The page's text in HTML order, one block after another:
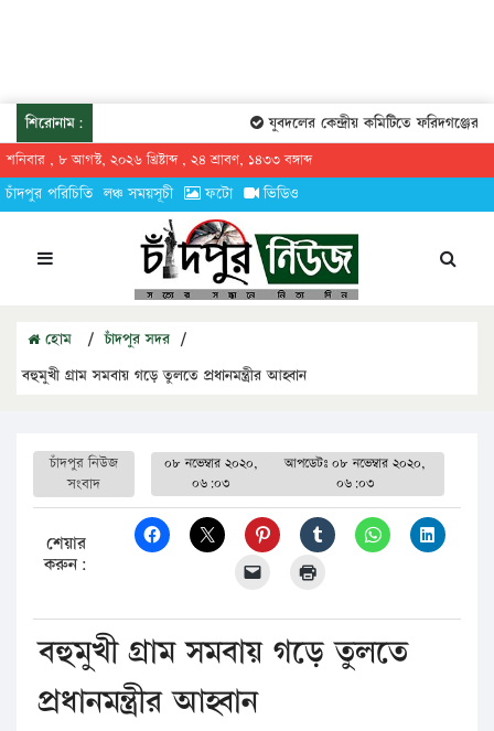
শিরোনাম: যুবদলের কেন্দ্রীয় কমিটিতে ফরিদগঞ্জের
শনিবার , ৮ আগস্ট, ২০২৬ খ্রিষ্টাব্দ , ২৪ শ্রাবণ, ১৪৩৩ বঙ্গাব্দ
চাঁদপুর পরিচিতি লঞ্চ সময়সূচী ফটো ভিডিও
হোম / চাঁদপুর সদর /
বহুমুখী গ্রাম সমবায় গড়ে তুলতে প্রধানমন্ত্রীর আহ্বান
চাঁদপুর নিউজ
সংবাদ
০৮ নভেম্বার ২০২০,
০৬:০৩
আপডেটঃ০৮ নভেম্বার ২০২০,
০৬:০৩
শেয়ার
করুন:
বহুমুখী গ্রাম সমবায় গড়ে তুলতে
প্রধানমন্ত্রীর আহ্বান